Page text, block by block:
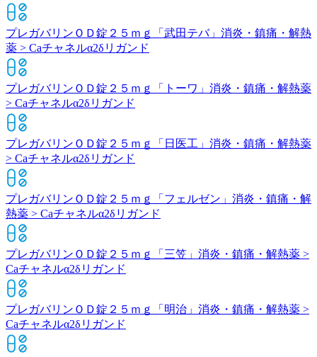
プレガバリンＯＤ錠２５ｍｇ「武田テバ」 消炎・鎮痛・解熱
薬 > Caチャネルα2δリガンド
プレガバリンＯＤ錠２５ｍｇ「トーワ」 消炎・鎮痛・解熱薬
> Caチャネルα2δリガンド
プレガバリンＯＤ錠２５ｍｇ「日医工」 消炎・鎮痛・解熱薬
> Caチャネルα2δリガンド
プレガバリンＯＤ錠２５ｍｇ「フェルゼン」 消炎・鎮痛・解
熱薬 > Caチャネルα2δリガンド
プレガバリンＯＤ錠２５ｍｇ「三笠」 消炎・鎮痛・解熱薬 >
Caチャネルα2δリガンド
プレガバリンＯＤ錠２５ｍｇ「明治」 消炎・鎮痛・解熱薬 >
Caチャネルα2δリガンド